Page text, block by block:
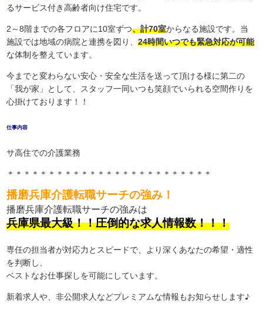
るサービス付き高齢者向け住宅です。
2～8階までの各フロアに10室ずつ、計70室からなる施設です。当
施設では地域の病院と連携を図り、24時間いつでも緊急対応が可能
な体制を整えています。
今までと変わらない安心・安全な生活を送って頂ける様に第二の
「我が家」として、スタッフ一同いつも笑顔でいられる空間作りを
心掛けております！！
仕事内容
サ高住での介護業務
＊＊＊＊＊＊＊＊＊＊＊＊＊＊＊＊＊＊＊＊＊＊＊＊＊
播磨兵庫介護転職サーチの強み！
播磨兵庫介護転職サーチの強みは
兵庫県最大級！！圧倒的な求人情報数！！！
専任の担当者が対応力とスピードで、より深くあなたの希望・適性
を判断し、
ベストなお仕事探しを可能にしています。
新着求人や、非公開求人などプレミアムな情報もお知らせします♪